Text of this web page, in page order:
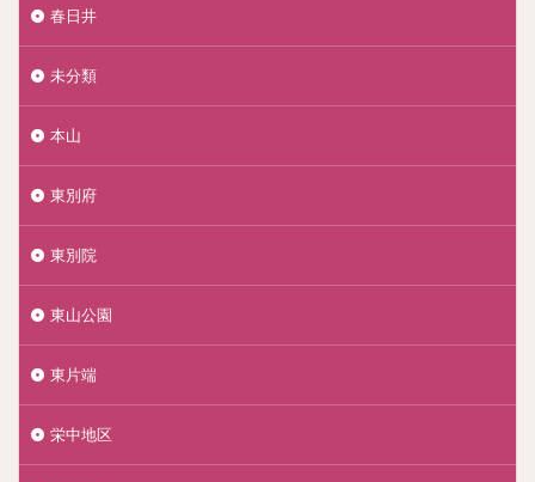
春日井
未分類
本山
東別府
東別院
東山公園
東片端
栄中地区